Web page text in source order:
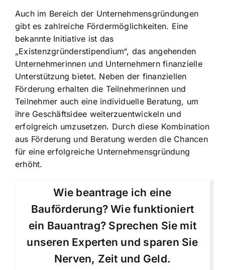
Auch im Bereich der Unternehmensgründungen
gibt es zahlreiche Fördermöglichkeiten. Eine
bekannte Initiative ist das
„Existenzgründerstipendium“, das angehenden
Unternehmerinnen und Unternehmern finanzielle
Unterstützung bietet. Neben der finanziellen
Förderung erhalten die Teilnehmerinnen und
Teilnehmer auch eine individuelle Beratung, um
ihre Geschäftsidee weiterzuentwickeln und
erfolgreich umzusetzen. Durch diese Kombination
aus Förderung und Beratung werden die Chancen
für eine erfolgreiche Unternehmensgründung
erhöht.
Wie beantrage ich eine
Bauförderung? Wie funktioniert
ein Bauantrag? Sprechen Sie mit
unseren Experten und sparen Sie
Nerven, Zeit und Geld.